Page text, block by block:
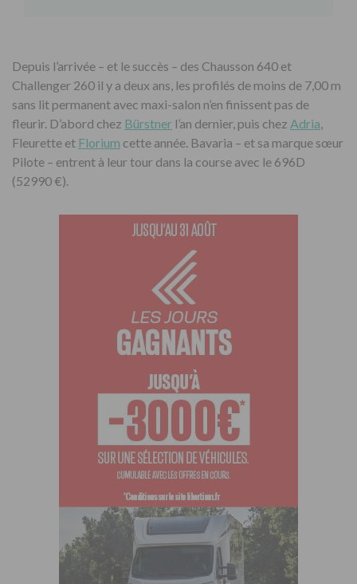
Depuis l’arrivée – et le succès – des Chausson 640 et
Challenger 260 il y a deux ans, les profilés de moins de 7,00 m
sans lit permanent avec maxi-salon n’en finissent pas de
fleurir. D’abord chez Bürstner l’an dernier, puis chez Adria
Fleurette et Florium cette année. Bavaria – et sa marque sœur
Pilote – entrent à leur tour dans la course avec le 696D
(52990 €).